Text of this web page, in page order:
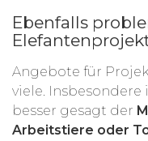
Ebenfalls
Angebote für
viele. Insbesondere
besser gesagt der
Arbeitstiere oder